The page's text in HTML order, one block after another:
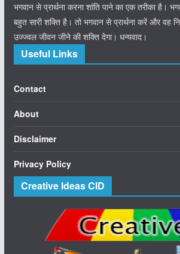
भगवान से प्रार्थना करना शांति पाने का एक तरीका है।
बहुत सारी शक्ति है। तो भगवान से प्रार्थना करें और वह
उज्ज्वल जीवन जीने की शक्ति देगा। धन्यवाद।
Useful Links
Contact
About
Disclaimer
Privacy Policy
Creative Ideas CID